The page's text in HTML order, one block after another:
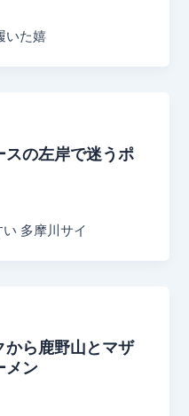
いた嬉
スの左岸で迷うポ
多摩川サイ
から鹿野山とマザ
メン